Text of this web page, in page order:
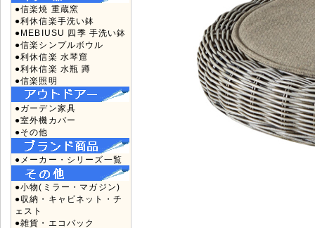
●信楽焼 重蔵窯
●利休信楽手洗い鉢
●MEBIUSU 四季 手洗い鉢
●信楽シンプルボウル
●利休信楽 水琴窟
●利休信楽 水瓶 蹲
●信楽照明
●ガーデン家具
●室外機カバー
●その他
●メーカー・シリーズ一覧
●小物(ミラー・マガジン)
●収納・キャビネット・チ
ェスト
●雑貨・エコバック